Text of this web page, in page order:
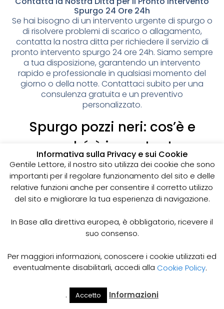
Spurgo 24 Ore 24h
Se hai bisogno di un intervento urgente di spurgo o
di risolvere problemi di scarico o allagamento,
contatta la nostra ditta per richiedere il servizio di
pronto intervento spurgo 24 ore 24h. Siamo sempre
a tua disposizione, garantendo un intervento
rapido e professionale in qualsiasi momento del
giorno o della notte. Contattaci subito per una
consulenza gratuita e un preventivo
personalizzato.
Spurgo pozzi neri: cos’è e
perché è importante
I pozzi neri sono delle strutture sotterranee utilizzate
per la raccolta delle acque reflue domestiche,
soprattutto in zone dove non è disponibile un
sistema di smaltimento delle acque fognarie. Lo
spurgo dei pozzi neri è un’operazione essenziale
e prevenire il rischio di allagamenti, cattivi odori e
infezioni.
Come funziona lo spurgo dei pozzi neri
Lo spurgo dei pozzi neri viene effettuato mediante
specifiche, in grado di aspirare e rimuovere le
acque reflue e i sedimenti accumulati all’interno del
Cerca Il Mio
Informativa sulla Privacy e sui Cookie
Gentile Lettore, il nostro sito utilizza dei cookie che sono
importanti per il regolare funzionamento del sito e delle
relative funzioni anche per consentire il corretto utilizzo
del sito e migliorare la tua esperienza di navigazione.
In Base alla direttiva europea, è obbligatorio, ricevere il
suo consenso.
Per maggiori informazioni, conoscere i cookie utilizzati ed
eventualmente disabilitarli, accedi alla Cookie Policy.
. Accetto Informazioni